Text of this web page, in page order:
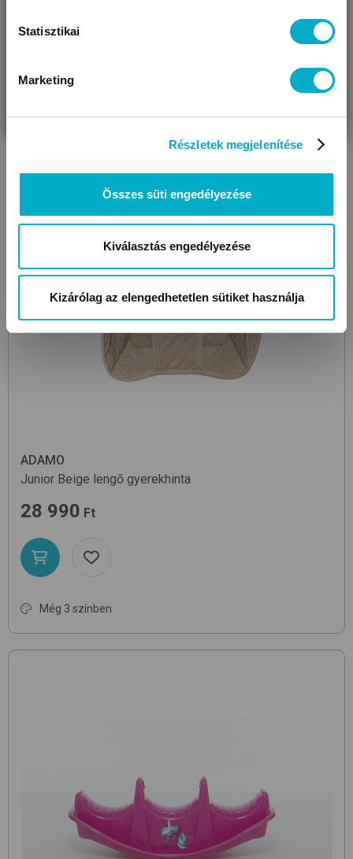
Statisztikai
Marketing
Részletek megjelenítése
Összes süti engedélyezése
Kiválasztás engedélyezése
Kizárólag az elengedhetetlen sütiket használja
Az ajánlat 08.13-ig érvényes!
Megtakarítás: 2 211 Ft
ADAMO
Junior Beige lengő gyerekhinta
28 990 Ft
Még 3 színben
VÁRANDÓS
AJÁNDÉKOT